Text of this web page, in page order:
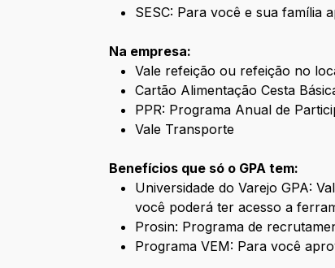
SESC: Para você e sua família
Na empresa:
Vale refeição ou refeição no
Cartão Alimentação Cesta
PPR: Programa Anual de
Vale Transporte
Benefícios que só o GPA tem:
Universidade do Varejo GPA:
você poderá ter acesso a
Prosin: Programa de
Programa VEM: Para você